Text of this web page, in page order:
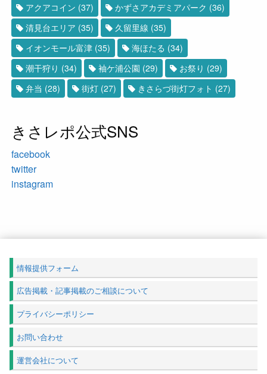
アクアコイン (37) かずさアカデミアパーク (36)
清見台エリア (35) 久留里線 (35)
イオンモール富津 (35) 海ほたる (34)
潮干狩り (34) 袖ケ浦公園 (29) お祭り (29)
弁当 (28) 街灯 (27) きさらづ街灯フォト (27)
きさレポ公式SNS
facebook
twitter
instagram
情報提供フォーム
広告掲載・記事掲載のご相談について
プライバシーポリシー
お問い合わせ
運営会社について